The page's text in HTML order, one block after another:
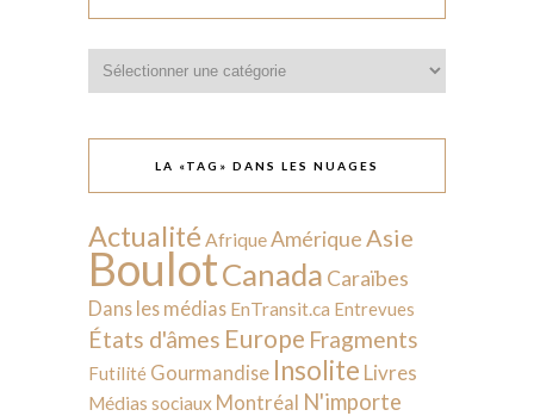
LA «TAG» DANS LES NUAGES
Actualité AfriqueAmérique Asie
BoulotCanada Caraïbes
Dans les médias EnTransit.ca Entrevues
États d'âmes Europe Fragments
Futilité Gourmandise Insolite Livres
Médias sociaux Montréal N'importe